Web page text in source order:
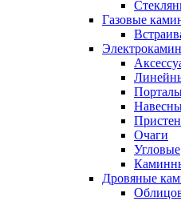
Газовые
Очаги
Угловые
Дровяные